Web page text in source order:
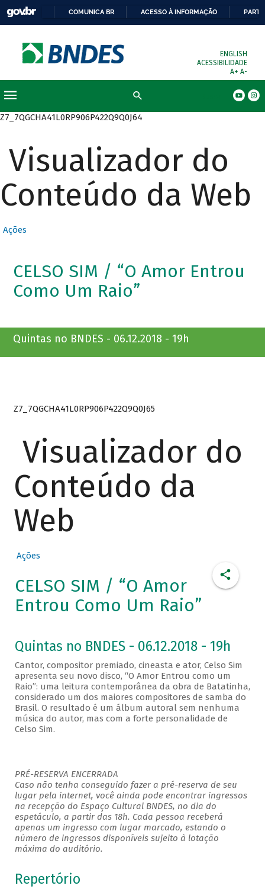
COMUNICA BR ACESSO À INFORMAÇÃO
ENGLISH
ACESSIBILIDADE
A+ A-
Z7_7QGCHA41L0RP906P422Q9Q0J64
Visualizador do
Conteúdo da Web
Ações
CELSO SIM / “O Amor Entrou
Como Um Raio”
Quintas no BNDES - 06.12.2018 - 19h
Z7_7QGCHA41L0RP906P422Q9Q0J65
Visualizador do
Conteúdo da
Web
Ações
CELSO SIM / “O Amor
Entrou Como Um Raio”
Quintas no BNDES - 06.12.2018 - 19h
Cantor, compositor premiado, cineasta e ator, Celso Sim
apresenta seu novo disco, “O Amor Entrou como um
Raio”: uma leitura contemporânea da obra de Batatinha,
considerado um dos maiores compositores de samba do
Brasil. O resultado é um álbum autoral sem nenhuma
música do autor, mas com a forte personalidade de
Celso Sim.
PRÉ-RESERVA ENCERRADA
Caso não tenha conseguido fazer a pré-reserva de seu
lugar pela internet, você ainda pode encontrar ingressos
na recepção do Espaço Cultural BNDES, no dia do
espetáculo, a partir das 18h. Cada pessoa receberá
apenas um ingresso com lugar marcado, estando o
número de ingressos disponíveis sujeito à lotação
máxima do auditório.
Repertório